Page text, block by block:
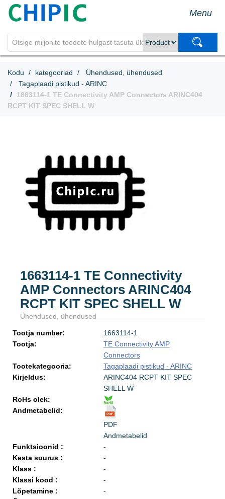
Menu
Kodu kategooriad
Ühendused, ühendused
Tagaplaadi pistikud - ARINC
1663114-1 TE Connectivity AMP Connectors ARINC404
RCPT KIT SPEC SHELL W
1663114-1 TE Connectivity
AMP Connectors ARINC404
RCPT KIT SPEC SHELL W
Ühendused, ühendused
Tootja number:
1663114-1
Tootja:
TE Connectivity AMP
Connectors
Tootekategooria:
Tagaplaadi pistikud - ARINC
Kirjeldus:
ARINC404 RCPT KIT SPEC
SHELL W
RoHs olek:
Andmetabelid:
PDF
Andmetabelid
Funktsioonid :
-
Kesta suurus :
-
Klass :
-
Klassi kood :
-
Lõpetamine :
-